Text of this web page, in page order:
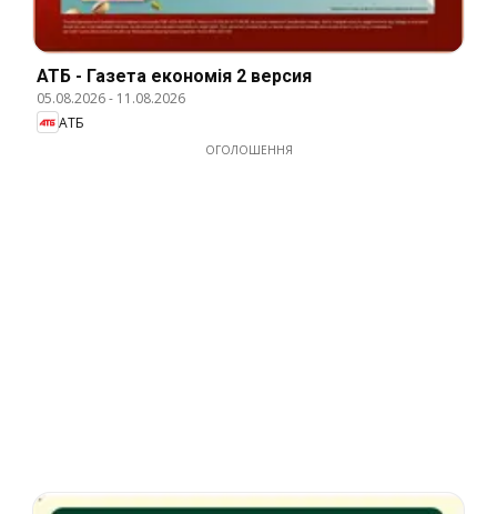
АТБ - Газета економія 2 версия
05.08.2026- 11.08.2026
АТБ
ОГОЛОШЕННЯ